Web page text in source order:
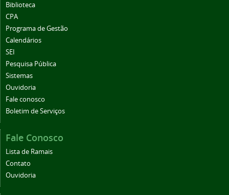
Biblioteca
CPA
Programa de Gestão
Calendários
SEI
Pesquisa Pública
Sistemas
Ouvidoria
Fale conosco
Boletim de Serviços
Fale Conosco
Lista de Ramais
Contato
Ouvidoria